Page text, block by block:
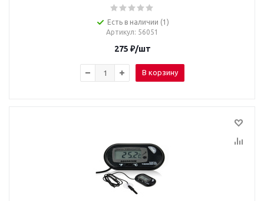
Есть в наличии (1)
Артикул: 56051
275 ₽/шт
В корзину